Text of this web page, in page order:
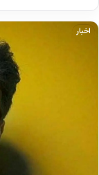
اخبار